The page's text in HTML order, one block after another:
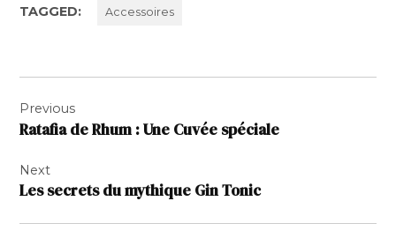
TAGGED: Accessoires
de
l’article
Previous
Ratafia de Rhum : Une Cuvée spéciale
Next
Les secrets du mythique Gin Tonic